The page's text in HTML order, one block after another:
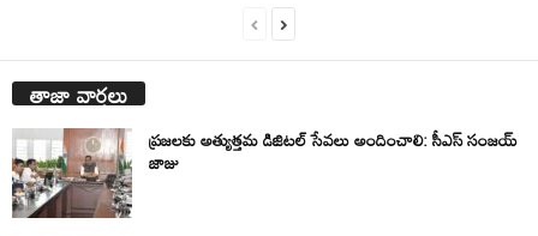
తాజా వార్తలు
ప్రజలకు అత్యుత్తమ డిజిటల్ సేవలు అందించాలి: సీఎస్ సంజయ్
జాజు